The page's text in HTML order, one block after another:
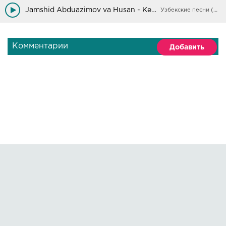
Izlaring jannat,
Dardingni olsam deyman,
Jamshid Abduazimov va Husan - Kechiring onajon Узбекские песни (Архив)
Комментарии Добавить